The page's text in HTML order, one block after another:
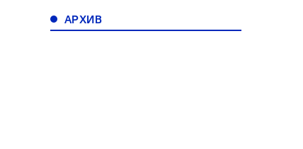
АРХИВ